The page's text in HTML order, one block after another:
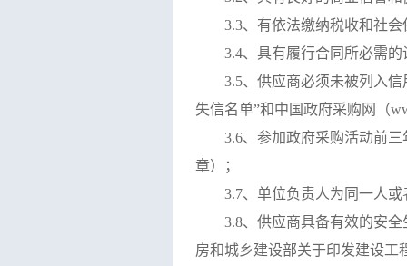
3.3、有依法缴纳税收和社
3.4、具有履行合同所必需的
3.5、供应商必须未被列入信
失信名单”和中国政府采购网（
3.6、参加政府采购活动前
章）；
3.7、单位负责人为同一人
3.8、 供应商具备有效的安
房和城乡建设部关于印发建设工